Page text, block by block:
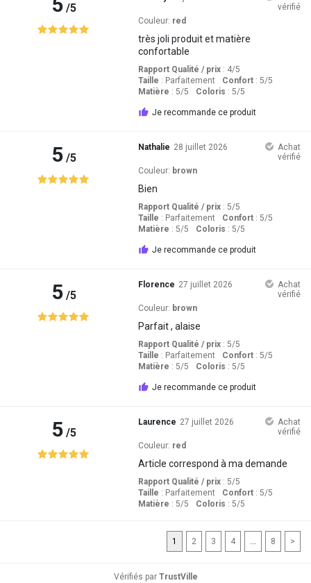
/5
vérifié
Couleur: red
très joli produit et matière
confortable
Rapport Qualité / prix: 4/5
Taille : Parfaitement Confort: 5/5
Matière : 5/5 Coloris : 5/5
Je recommande ce produit
5/5
Nathalie 28 juillet 2026
Achat
vérifié
Couleur: brown
Bien
Rapport Qualité / prix: 5/5
Taille : Parfaitement Confort: 5/5
Matière : 5/5 Coloris : 5/5
Je recommande ce produit
5/5
Florence 27 juillet 2026
Achat
vérifié
Couleur: brown
Parfait , alaise
Rapport Qualité / prix: 5/5
Taille : Parfaitement Confort: 5/5
Matière : 5/5 Coloris : 5/5
Je recommande ce produit
5/5
Laurence 27 juillet 2026
Achat
vérifié
Couleur: red
Article correspond à ma demande
Rapport Qualité / prix: 5/5
Taille : Parfaitement Confort: 5/5
Matière : 5/5 Coloris : 5/5
1 2 3 4 ... 8 >
Vérifiés par TrustVille